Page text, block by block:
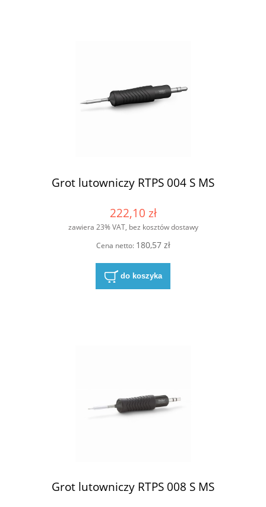
Grot lutowniczy RTPS 004 S MS
222,10 zł
zawiera 23% VAT, bez kosztów dostawy
Cena netto: 180,57 zł
do koszyka
Grot lutowniczy RTPS 008 S MS